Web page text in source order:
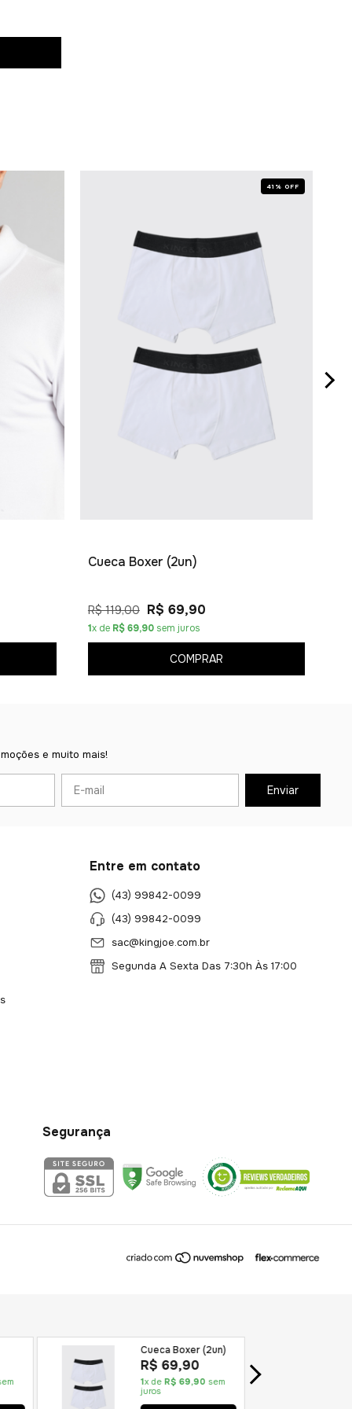
41% OFF
Cueca Boxer (2un)
R$ 119,00 R$ 69,90
1x de R$ 69,90sem juros
COMPRAR
e muito mais!
Entre em contato
(43) 99842-0099
(43) 99842-0099
sac@kingjoe.com.br
Segunda A Sexta Das 7:30h Às 17:00
Segurança